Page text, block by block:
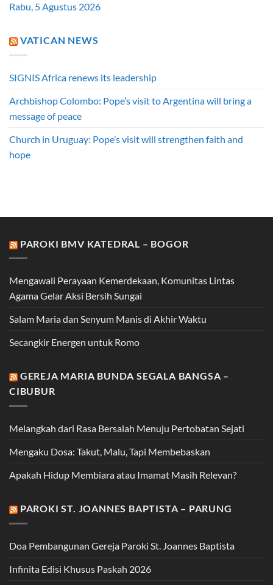
Rabu, 5 Agustus 2026
VATICAN NEWS
SIGNIS Africa renews its leadership
Archbishop Colombo: Pope’s visit to Argentina will bring a
message of peace
Church in Uruguay: Pope’s visit will strengthen faith and
hope
PAROKI BMV KATEDRAL – BOGOR
Mengawali Perayaan Kemerdekaan, Komunitas Lintas
Agama Gelar Aksi Bersih Sungai
Salam Maria dan Senyum Manis di Akhir Waktu
Secangkir Energen untuk Romo
GEREJA MARIA BUNDA SEGALA BANGSA –
CIBUBUR
Melangkah dari Rasa Bersalah Menuju Pertobatan Sejati
Mengaku Dosa: Takut, Malu, Tapi Membebaskan
Apakah Hidup Membiara atau Imamat Masih Relevan?
PAROKI ST. JOANNES BAPTISTA – PARUNG
Doa Pembangunan Gereja Paroki St. Joannes Baptista
Infinita Edisi Khusus Paskah 2026